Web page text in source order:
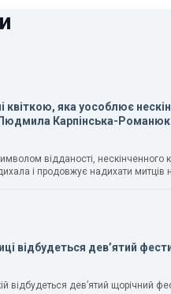
квіткою, яка уособлює
Карпінська-Романюк
відданості, нескінченного
і продовжує надихати митців
відбудеться дев’ятий
відбудеться дев’ятий щорічний